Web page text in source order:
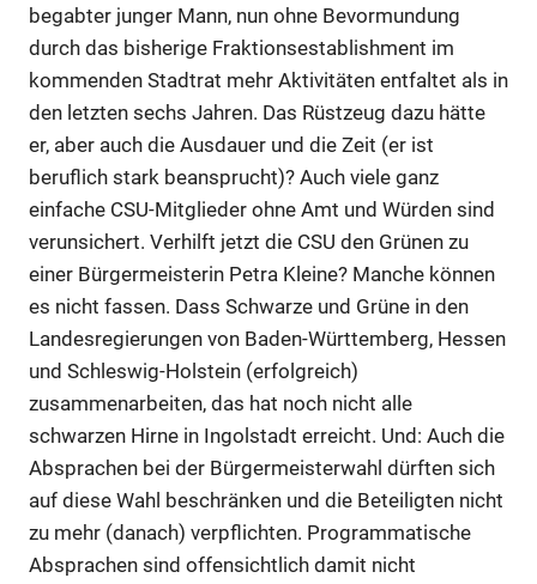
begabter junger Mann, nun ohne Bevormundung
durch das bisherige Fraktionsestablishment im
kommenden Stadtrat mehr Aktivitäten entfaltet als in
den letzten sechs Jahren. Das Rüstzeug dazu hätte
er, aber auch die Ausdauer und die Zeit (er ist
beruflich stark beansprucht)? Auch viele ganz
einfache CSU-Mitglieder ohne Amt und Würden sind
verunsichert. Verhilft jetzt die CSU den Grünen zu
einer Bürgermeisterin Petra Kleine? Manche können
es nicht fassen. Dass Schwarze und Grüne in den
Landesregierungen von Baden-Württemberg, Hessen
und Schleswig-Holstein (erfolgreich)
zusammenarbeiten, das hat noch nicht alle
schwarzen Hirne in Ingolstadt erreicht. Und: Auch die
Absprachen bei der Bürgermeisterwahl dürften sich
auf diese Wahl beschränken und die Beteiligten nicht
zu mehr (danach) verpflichten. Programmatische
Absprachen sind offensichtlich damit nicht